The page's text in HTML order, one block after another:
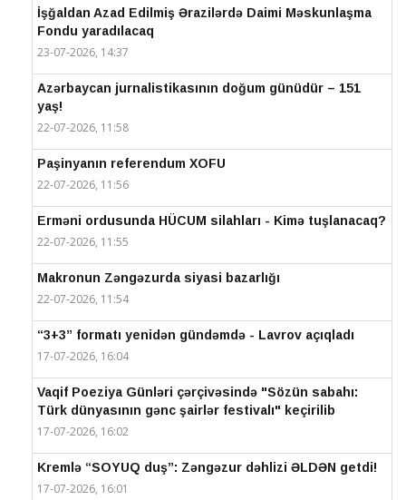
İşğaldan Azad Edilmiş Ərazilərdə Daimi Məskunlaşma
Fondu yaradılacaq
23-07-2026, 14:37
Azərbaycan jurnalistikasının doğum günüdür – 151
yaş!
22-07-2026, 11:58
Paşinyanın referendum XOFU
22-07-2026, 11:56
Erməni ordusunda HÜCUM silahları - Kimə tuşlanacaq?
22-07-2026, 11:55
Makronun Zəngəzurda siyasi bazarlığı
22-07-2026, 11:54
“3+3” formatı yenidən gündəmdə - Lavrov açıqladı
17-07-2026, 16:04
Vaqif Poeziya Günləri çərçivəsində "Sözün sabahı:
Türk dünyasının gənc şairlər festivalı" keçirilib
17-07-2026, 16:02
Kremlə “SOYUQ duş”: Zəngəzur dəhlizi ƏLDƏN getdi!
17-07-2026, 16:01